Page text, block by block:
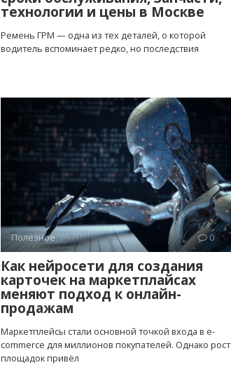
технологии и цены в Москве
Ремень ГРМ — одна из тех деталей, о которой
водитель вспоминает редко, но последствия
Полезное 0
Как нейросети для создания
карточек на маркетплайсах
меняют подход к онлайн-
продажам
Маркетплейсы стали основной точкой входа в e-
commerce для миллионов покупателей. Однако рост
площадок привёл